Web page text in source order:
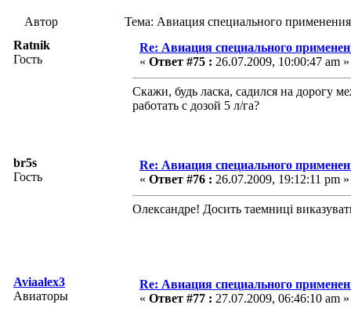
Автор
Тема: Авиация специального
Ratnik
Гость
Re: Авиация специального
« Ответ #75 : 26.07.2009, 10:00:47 am »
Скажи, будь ласка, садился на дорогу
работать с дозой 5 л/га?
br5s
Гость
Re: Авиация специального
« Ответ #76 : 26.07.2009, 19:12:11 pm »
Олександре! Досить таемниці
Aviaalex3
Авиаторы
Re: Авиация специального
« Ответ #77 : 27.07.2009, 06:46:10 am »